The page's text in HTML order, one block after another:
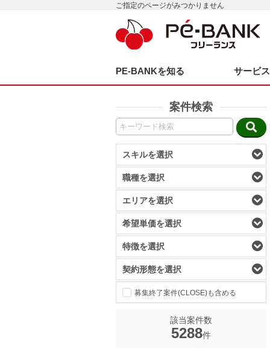
ご指定のページがみつかりません
PE-BANKを知る サービ
案件検索
スキルを選択
職種を選択
エリアを選択
希望単価を選択
特徴を選択
契約形態を選択
募集終了案件(CLOSE)も含める
該当案件数
5288件